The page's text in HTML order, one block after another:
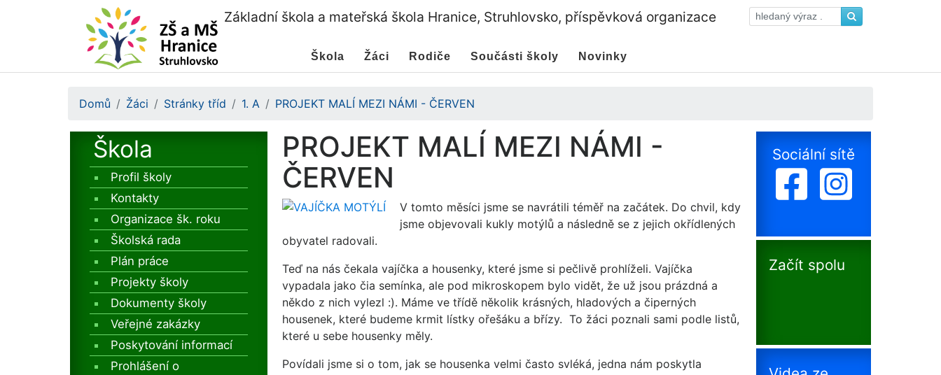
Základní škola a mateřská škola Hranice, Struhlovsko, příspěvková organizace
Škola Žáci Rodiče Součásti školy Novinky
Domů Žáci Stránky tříd 1. A PROJEKT MALÍ MEZI NÁMI - ČERVEN
Škola
Profil školy
Kontakty
Organizace šk. roku
Školská rada
Plán práce
Projekty školy
Dokumenty školy
Veřejné zakázky
Poskytování informací
Prohlášení o
PROJEKT MALÍ MEZI NÁMI -
ČERVEN
V tomto měsíci jsme se navrátili téměř na začátek. Do chvil, kdy
jsme objevovali kukly motýlů a následně se z jejich okřídlených
obyvatel radovali.
Teď na nás čekala vajíčka a housenky, které jsme si pečlivě prohlíželi. Vajíčka
vypadala jako čia semínka, ale pod mikroskopem bylo vidět, že už jsou prázdná a
někdo z nich vylezl :). Máme ve třídě několik krásných, hladových a čiperných
housenek, které budeme krmit lístky ořešáku a břízy. To žáci poznali sami podle listů,
které u sebe housenky měly.
Povídali jsme si o tom, jak se housenka velmi často svléká, jedna nám poskytla
Sociální sítě
Začít spolu